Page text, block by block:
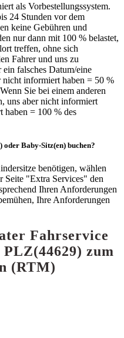
als Vorbestellungssystem.
24 Stunden vor dem
keine Gebühren und
nur dann mit 100 % belastet,
treffen, ohne sich
Fahrer und uns zu
falsches Datum/eine
nicht informiert haben = 50 %
Sie bei einem anderen
uns aber nicht informiert
haben = 100 % des
Baby-Sitz(en) buchen?
benötigen, wählen
Seite "Extra Services" den
Ihren Anforderungen
Ihre Anforderungen
Fahrservice
zum
(RTM)